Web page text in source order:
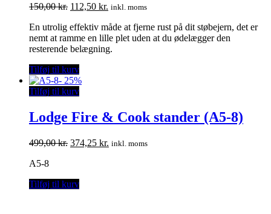
150,00kr. Den
pris
var:
150,00 kr..
112,50 kr. Den
pris
er:
112,50 kr..
inkl. moms
En utrolig effektiv måde at fjerne rust på dit støbejern, det er
nemt at ramme en lille plet uden at du ødelægger den
resterende belægning.
Tilføj til kurv
- 25%
Tilføj til kurv
Lodge Fire & Cook stander (A5-8)
499,00kr. Den
499,00 kr..
374,25 kr. Den
inkl. moms
A5-8
Tilføj til kurv